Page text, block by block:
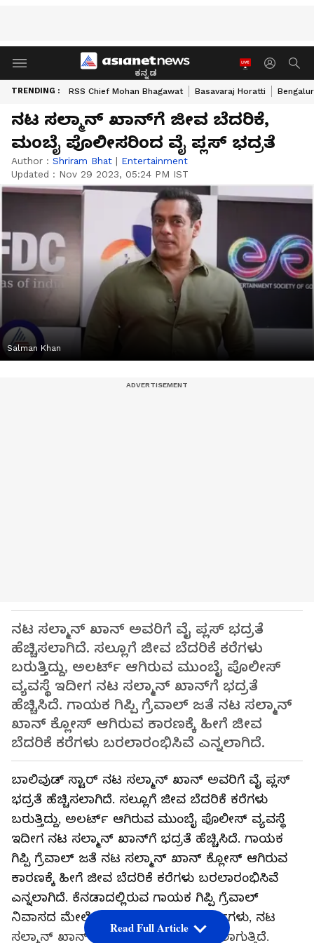
ಕನ್ನಡ
TRENDING : RSS Chief Mohan Bhagawat Basavaraj Horatti
ನಟ ಸಲ್ಮಾನ್ ಖಾನ್‌ಗೆ ಜೀವ ಬೆದರಿಕೆ,
ಮಂಬೈ ಪೊಲೀಸರಿಂದ ವೈ ಪ್ಲಸ್ ಭದ್ರತೆ
Author : Shriram Bhat | Entertainment
Updated : Nov 29 2023, 05:24 PM IST
Salman Khan
ನಟ ಸಲ್ಮಾನ್ ಖಾನ್ ಅವರಿಗೆ ವೈ ಪ್ಲಸ್ ಭದ್ರತೆ
ಹೆಚ್ಚಿಸಲಾಗಿದೆ. ಸಲ್ಲೂಗೆ ಜೀವ ಬೆದರಿಕೆ ಕರೆಗಳು
ಬರುತ್ತಿದ್ದು, ಅಲರ್ಟ್ ಆಗಿರುವ ಮುಂಬೈ ಪೊಲೀಸ್
ವ್ಯವಸ್ಥೆ ಇದೀಗ ನಟ ಸಲ್ಮಾನ್ ಖಾನ್‌ಗೆ ಭದ್ರತೆ
ಹೆಚ್ಚಿಸಿದೆ. ಗಾಯಕ ಗಿಪ್ಪಿ ಗ್ರೆವಾಲ್ ಜತೆ ನಟ ಸಲ್ಮಾನ್
ಖಾನ್ ಕ್ಲೋಸ್‌ ಆಗಿರುವ ಕಾರಣಕ್ಕೆ ಹೀಗೆ ಜೀವ
ಬೆದರಿಕೆ ಕರೆಗಳು ಬರಲಾರಂಭಿಸಿವೆ ಎನ್ನಲಾಗಿದೆ.
ಬಾಲಿವುಡ್ ಸ್ಟಾರ್ ನಟ ಸಲ್ಮಾನ್ ಖಾನ್ ಅವರಿಗೆ ವೈ ಪ್ಲಸ್
ಭದ್ರತೆ ಹೆಚ್ಚಿಸಲಾಗಿದೆ. ಸಲ್ಲೂಗೆ ಜೀವ ಬೆದರಿಕೆ ಕರೆಗಳು
ಬರುತ್ತಿದ್ದು, ಅಲರ್ಟ್ ಆಗಿರುವ ಮುಂಬೈ ಪೊಲೀಸ್ ವ್ಯವಸ್ಥೆ
ಇದೀಗ ನಟ ಸಲ್ಮಾನ್ ಖಾನ್‌ಗೆ ಭದ್ರತೆ ಹೆಚ್ಚಿಸಿದೆ. ಗಾಯಕ
ಗಿಪ್ಪಿ ಗ್ರೆವಾಲ್ ಜತೆ ನಟ ಸಲ್ಮಾನ್ ಖಾನ್ ಕ್ಲೋಸ್‌ ಆಗಿರುವ
ಕಾರಣಕ್ಕೆ ಹೀಗೆ ಜೀವ ಬೆದರಿಕೆ ಕರೆಗಳು ಬರಲಾರಂಭಿಸಿವೆ
ಎನ್ನಲಾಗಿದೆ. ಕೆನಡಾದಲ್ಲಿರುವ ಗಾಯಕ ಗಿಪ್ಪಿ ಗ್ರೆವಾಲ್
ನಿವಾಸದ ಮೇಲೆ ದಾಳಿ ನಡೆಸಿರುವ ದುಷ್ಕರ್ಮಿಗಳು, ನಟ
ಸಲ್ಮಾನ್ ಖಾನ್ ಮೇಲೂ ಕಣ್ಣಿಟ್ಟಿದ್ದಾರೆ ಎನ್ನಲಾಗುತ್ತಿದೆ.
Read Full Article